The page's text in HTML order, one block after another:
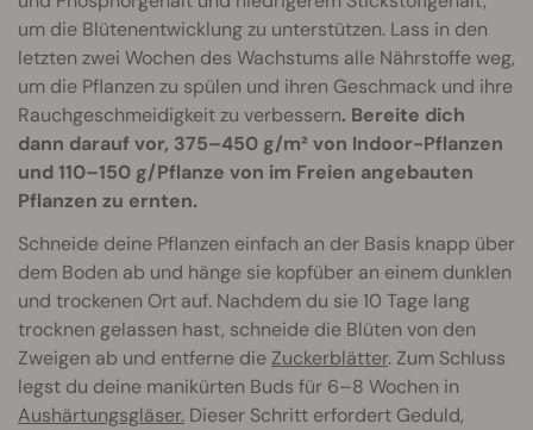
um die Blütenentwicklung zu unterstützen. Lass in den
letzten zwei Wochen des Wachstums alle Nährstoffe weg,
um die Pflanzen zu spülen und ihren Geschmack und ihre
Rauchgeschmeidigkeit zu verbessern. Bereite dich
dann darauf vor, 375–450 g/m² von Indoor-Pflanzen
und 110–150 g/Pflanze von im Freien angebauten
Pflanzen zu ernten.
Schneide deine Pflanzen einfach an der Basis knapp über
dem Boden ab und hänge sie kopfüber an einem dunklen
und trockenen Ort auf. Nachdem du sie 10 Tage lang
trocknen gelassen hast, schneide die Blüten von den
Zweigen ab und entferne die Zuckerblätter. Zum Schluss
legst du deine manikürten Buds für 6–8 Wochen in
Aushärtungsgläser. Dieser Schritt erfordert Geduld,